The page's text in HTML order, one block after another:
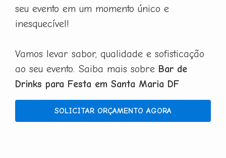
seu evento em um momento único e
inesquecível!
Vamos levar sabor, qualidade e sofisticação
ao seu evento. Saiba mais sobre Bar de
Drinks para Festa em Santa Maria DF
SOLICITAR ORÇAMENTO AGORA